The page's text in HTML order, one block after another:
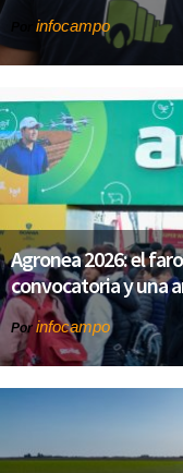
infocampo
Agronea 2026: el
convocatoria y una
Por infocampo